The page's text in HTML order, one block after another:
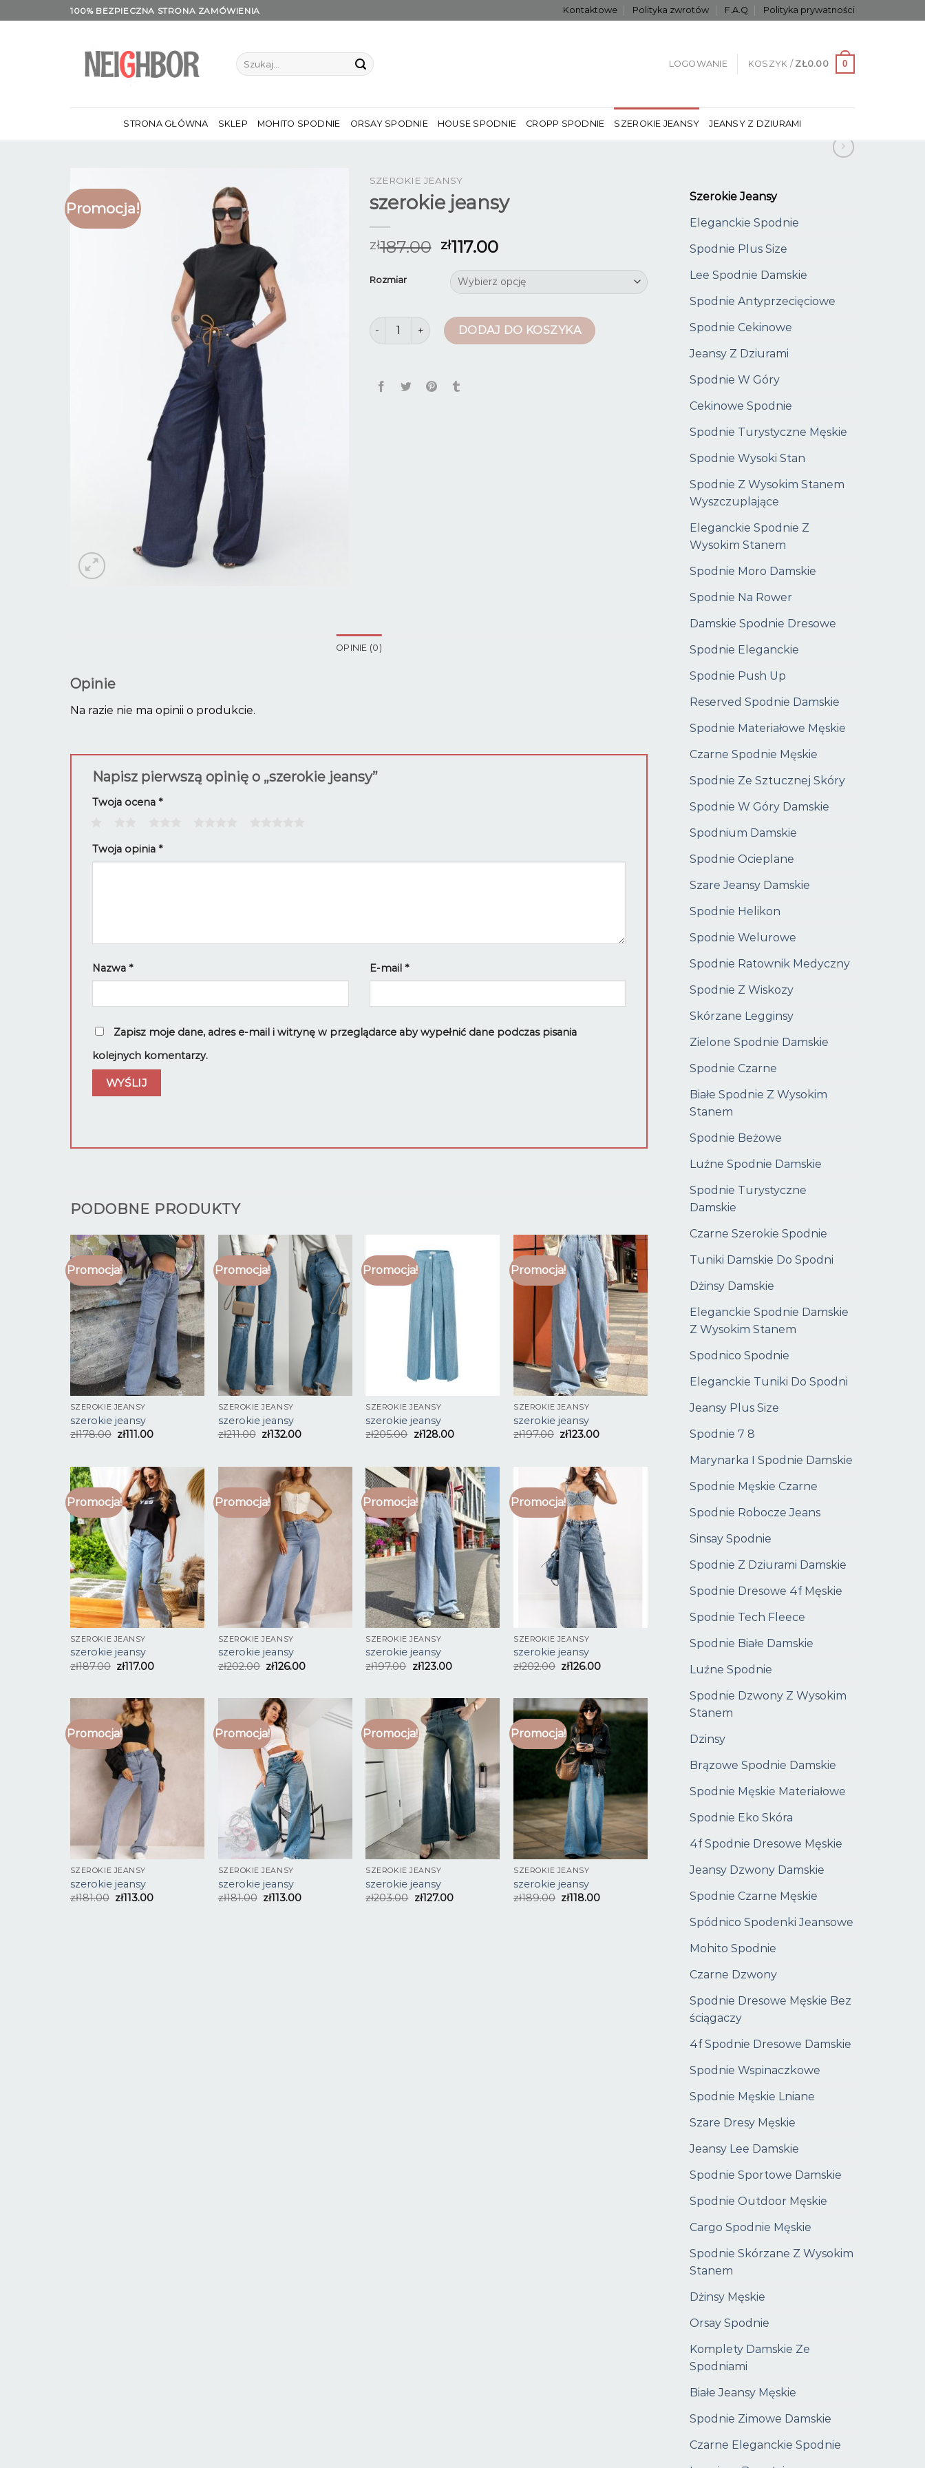
to
100% BEZPIECZNA STRONA ZAMÓWIENIA Kontaktowe Polityka zwrotów F.A.Q Polityka prywatności
Szukaj:
LOGOWANIE KOSZYK / ZŁ0.00 0
STRONA GŁÓWNA SKLEP MOHITO SPODNIE ORSAY SPODNIE HOUSE SPODNIE CROPP SPODNIE SZEROKIE JEANSY JEANSY Z DZIURAMI
Szerokie Jeansy
Eleganckie Spodnie
Spodnie Plus Size
Lee Spodnie Damskie
Spodnie Antyprzecięciowe
Spodnie Cekinowe
Jeansy Z Dziurami
Spodnie W Góry
Cekinowe Spodnie
Spodnie Turystyczne Męskie
Spodnie Wysoki Stan
Spodnie Z Wysokim Stanem
Wyszczuplające
Eleganckie Spodnie Z
Wysokim Stanem
Spodnie Moro Damskie
Spodnie Na Rower
Damskie Spodnie Dresowe
Spodnie Eleganckie
Spodnie Push Up
Reserved Spodnie Damskie
Spodnie Materiałowe Męskie
Czarne Spodnie Męskie
Spodnie Ze Sztucznej Skóry
Spodnie W Góry Damskie
Spodnium Damskie
Spodnie Ocieplane
Szare Jeansy Damskie
Spodnie Helikon
Spodnie Welurowe
Spodnie Ratownik Medyczny
Spodnie Z Wiskozy
Skórzane Legginsy
Zielone Spodnie Damskie
Spodnie Czarne
Białe Spodnie Z Wysokim
Stanem
Spodnie Beżowe
Luźne Spodnie Damskie
Spodnie Turystyczne
Damskie
Czarne Szerokie Spodnie
Tuniki Damskie Do Spodni
Dżinsy Damskie
Eleganckie Spodnie Damskie
Z Wysokim Stanem
Spodnico Spodnie
Eleganckie Tuniki Do Spodni
Jeansy Plus Size
Spodnie 7 8
Marynarka I Spodnie Damskie
Spodnie Męskie Czarne
Spodnie Robocze Jeans
Sinsay Spodnie
Spodnie Z Dziurami Damskie
Spodnie Dresowe 4f Męskie
Spodnie Tech Fleece
Spodnie Białe Damskie
Luźne Spodnie
Spodnie Dzwony Z Wysokim
Stanem
Dzinsy
Brązowe Spodnie Damskie
Spodnie Męskie Materiałowe
Spodnie Eko Skóra
4f Spodnie Dresowe Męskie
Jeansy Dzwony Damskie
Spodnie Czarne Męskie
Spódnico Spodenki Jeansowe
Mohito Spodnie
Czarne Dzwony
Spodnie Dresowe Męskie Bez
ściągaczy
4f Spodnie Dresowe Damskie
Spodnie Wspinaczkowe
Spodnie Męskie Lniane
Szare Dresy Męskie
Jeansy Lee Damskie
Spodnie Sportowe Damskie
Spodnie Outdoor Męskie
Cargo Spodnie Męskie
Spodnie Skórzane Z Wysokim
Stanem
Dżinsy Męskie
Orsay Spodnie
Komplety Damskie Ze
Spodniami
Białe Jeansy Męskie
Spodnie Zimowe Damskie
Czarne Eleganckie Spodnie
Promocja!
SZEROKIE JEANSY
szerokie jeansy
zł187.00 zł117.00
Rozmiar
ilość szerokie jeansyDODAJ DO KOSZYKA
OPINIE (0)
Opinie
Na razie nie ma opinii o produkcie.
Napisz pierwszą opinię o „szerokie jeansy”
Twoja ocena *
Twoja opinia *
Nazwa * E-mail *
Zapisz moje dane, adres e-mail i witrynę w przeglądarce aby wypełnić dane podczas pisania
kolejnych komentarzy.
PODOBNE PRODUKTY
Promocja!
SZEROKIE JEANSY
szerokie jeansy
zł178.00 zł111.00
Promocja!
SZEROKIE JEANSY
szerokie jeansy
zł211.00 zł132.00
Promocja!
SZEROKIE JEANSY
szerokie jeansy
zł205.00 zł128.00
Promocja!
SZEROKIE JEANSY
szerokie jeansy
zł197.00 zł123.00
Promocja!
SZEROKIE JEANSY
szerokie jeansy
zł187.00 zł117.00
Promocja!
SZEROKIE JEANSY
szerokie jeansy
zł202.00 zł126.00
Promocja!
SZEROKIE JEANSY
szerokie jeansy
zł197.00 zł123.00
Promocja!
SZEROKIE JEANSY
szerokie jeansy
zł202.00 zł126.00
Promocja!
SZEROKIE JEANSY
szerokie jeansy
zł181.00 zł113.00
Promocja!
SZEROKIE JEANSY
szerokie jeansy
zł181.00 zł113.00
Promocja!
SZEROKIE JEANSY
szerokie jeansy
zł203.00 zł127.00
Promocja!
SZEROKIE JEANSY
szerokie jeansy
zł189.00 zł118.00